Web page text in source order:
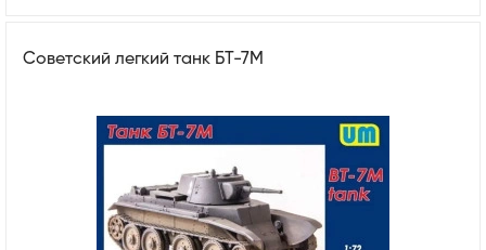
Советский легкий танк БТ-7М